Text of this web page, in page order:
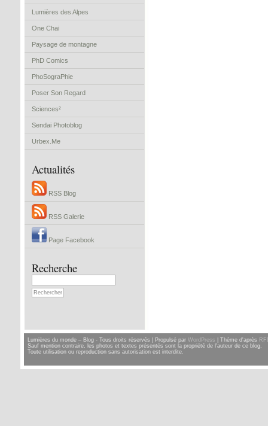
Lumières des Alpes
One Chai
Paysage de montagne
PhD Comics
PhoSograPhie
Poser Son Regard
Sciences²
Sendai Photoblog
Urbex.Me
Actualités
RSS Blog
RSS Galerie
Page Facebook
Recherche
Lumières du monde – Blog - Tous droits réservés | Propulsé par WordPress | Thème d'après
Sauf mention contraire, les photos et textes présentés sont la propriété de l'auteur de ce blog.
Toute utilisation ou reproduction sans autorisation est interdite.